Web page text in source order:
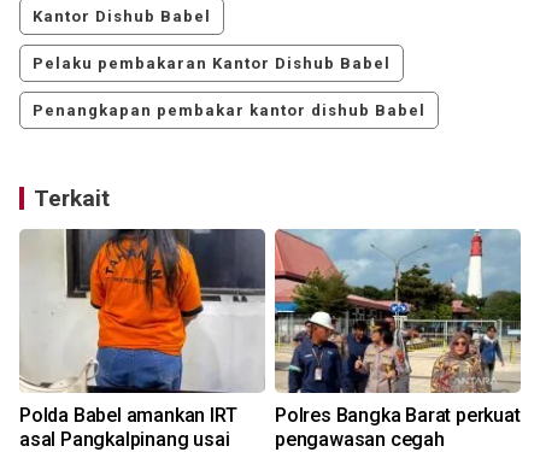
Kantor Dishub Babel
Pelaku pembakaran Kantor Dishub Babel
Penangkapan pembakar kantor dishub Babel
Terkait
Polda Babel amankan IRT
asal Pangkalpinang usai
Polres Bangka Barat perkuat
pengawasan cegah